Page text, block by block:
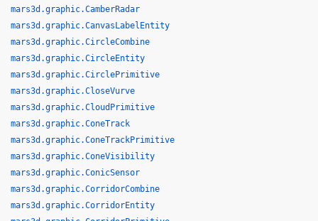
mars3d.graphic.CamberRadar
mars3d.graphic.CanvasLabelEntity
mars3d.graphic.CircleCombine
mars3d.graphic.CircleEntity
mars3d.graphic.CirclePrimitive
mars3d.graphic.CloseVurve
mars3d.graphic.CloudPrimitive
mars3d.graphic.ConeTrack
mars3d.graphic.ConeTrackPrimitive
mars3d.graphic.ConeVisibility
mars3d.graphic.ConicSensor
mars3d.graphic.CorridorCombine
mars3d.graphic.CorridorEntity